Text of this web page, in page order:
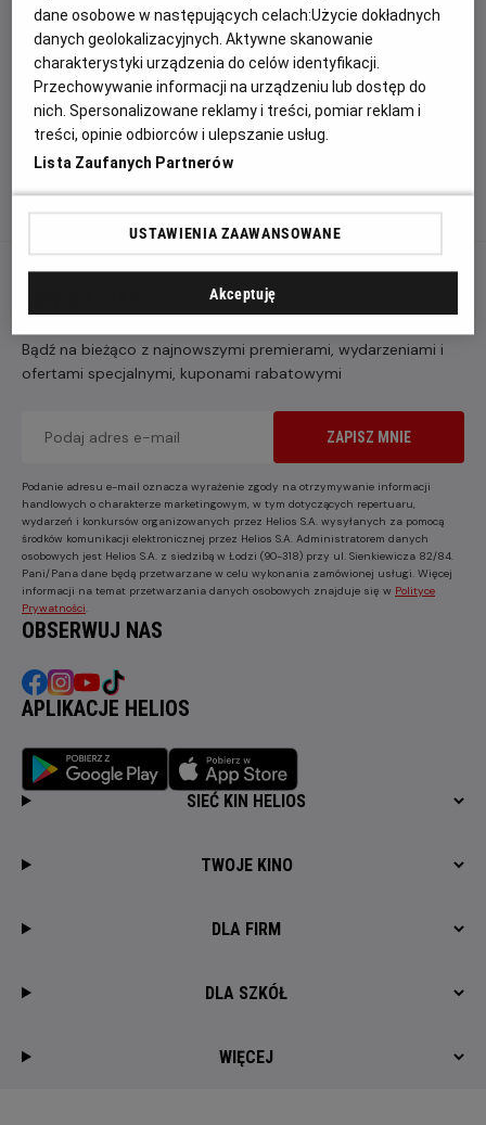
ZAPROŚ ZNAJOMYCH
Facebook Messenger WhatsApp
Bądź na bieżąco z najnowszymi premierami, wydarzeniami i
ofertami specjalnymi, kuponami rabatowymi
ZAPISZ MNIE
Podanie adresu e-mail oznacza wyrażenie zgody na otrzymywanie informacji
handlowych o charakterze marketingowym, w tym dotyczących repertuaru,
wydarzeń i konkursów organizowanych przez Helios S.A. wysyłanych za pomocą
środków komunikacji elektronicznej przez Helios S.A. Administratorem danych
osobowych jest Helios S.A. z siedzibą w Łodzi (90-318) przy ul. Sienkiewicza 82/84.
Pani/Pana dane będą przetwarzane w celu wykonania zamówionej usługi. Więcej
informacji na temat przetwarzania danych osobowych znajduje się w Polityce
Prywatności
OBSERWUJ NAS
APLIKACJE HELIOS
SIEĆ KIN HELIOS
TWOJE KINO
DLA FIRM
DLA SZKÓŁ
WIĘCEJ
dane osobowe w następujących celach:Użycie dokładnych
danych geolokalizacyjnych. Aktywne skanowanie
charakterystyki urządzenia do celów identyfikacji.
Przechowywanie informacji na urządzeniu lub dostęp do
nich. Spersonalizowane reklamy i treści, pomiar reklam i
treści, opinie odbiorców i ulepszanie usług.
Lista Zaufanych Partnerów
USTAWIENIA ZAAWANSOWANE
Akceptuję